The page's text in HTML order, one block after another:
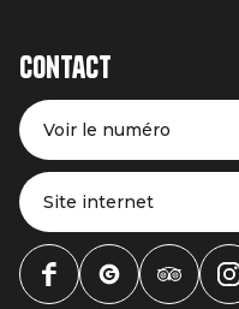
Contact
Voir le numéro
Site internet